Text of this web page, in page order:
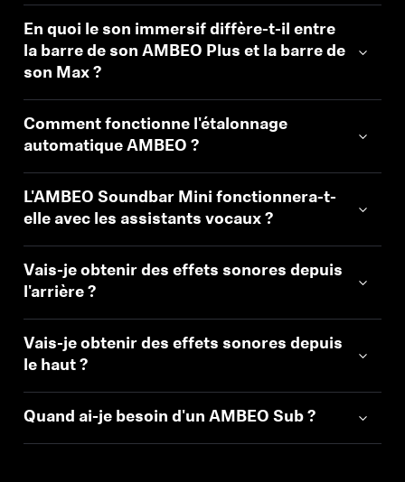
En quoi le son immersif diffère-t-il entre
la barre de son AMBEO Plus et la barre de
son Max ?
Comment fonctionne l'étalonnage
automatique AMBEO ?
L'AMBEO Soundbar Mini fonctionnera-t-
elle avec les assistants vocaux ?
Vais-je obtenir des effets sonores depuis
l'arrière ?
Vais-je obtenir des effets sonores depuis
le haut ?
Quand ai-je besoin d'un AMBEO Sub ?
Connectez-vous à votre compte pour ajouter
des produits à votre liste de souhaits et afficher
Se connecter